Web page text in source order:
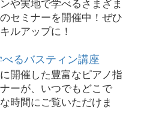
セミナーを開催中！ぜひ
ルアップに！
るバスティン講座
開催した豊富なピアノ指
ーが、いつでもどこで
時間にご覧いただけま